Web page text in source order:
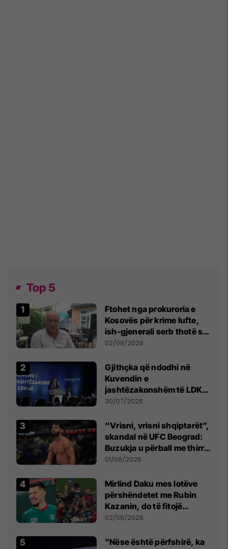
Top 5
Ftohet nga prokuroria e
Kosovës për krime lufte,
ish-gjenerali serb thotë se
dikush e tradhtoi në
02/08/2026
Gjithçka që ndodhi në
Kuvendin e
jashtëzakonshëm të LDK-
së
30/07/2026
“Vrisni, vrisni shqiptarët”,
skandal në UFC Beograd:
Buzukja u përball me thirrje
anti-shqiptare nga
01/08/2026
Mirlind Daku mes lotëve
përshëndetet me Rubin
Kazanin, do të fitojë
miliona te Spartak Moska
02/08/2026
"Nëse është përfshirë, ka